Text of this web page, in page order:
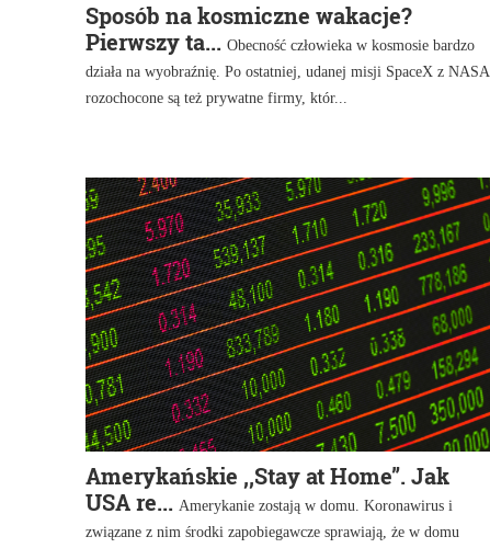
Sposób na kosmiczne wakacje?
Pierwszy ta... Obecność człowieka w kosmosie bardzo
działa na wyobraźnię. Po ostatniej, udanej misji SpaceX z NASA,
rozochocone są też prywatne firmy, któr...
Amerykańskie ,,Stay at Home”. Jak
USA re... Amerykanie zostają w domu. Koronawirus i
związane z nim środki zapobiegawcze sprawiają, że w domu